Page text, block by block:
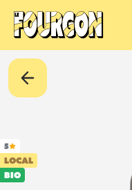
5
LOCAL
BIO